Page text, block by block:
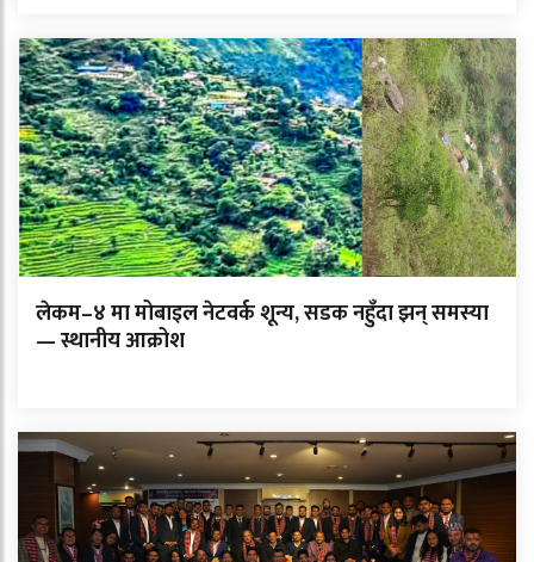
लेकम–४ मा मोबाइल नेटवर्क शून्य, सडक नहुँदा झन् समस्या
— स्थानीय आक्रोश